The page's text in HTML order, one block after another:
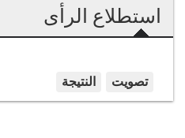
استطلاع الرأى